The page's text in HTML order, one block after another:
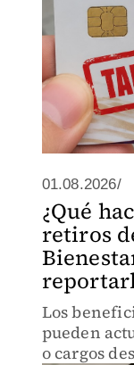
01.08.2026/
¿Qué
retiros
Los
pueden
o cargos